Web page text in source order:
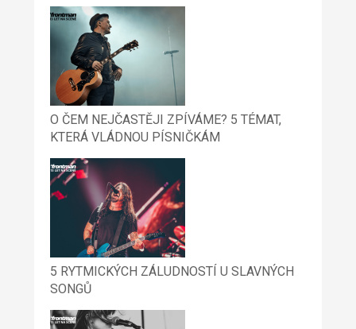
O ČEM NEJČASTĚJI ZPÍVÁME? 5 TÉMAT,
KTERÁ VLÁDNOU PÍSNIČKÁM
5 RYTMICKÝCH ZÁLUDNOSTÍ U SLAVNÝCH
SONGŮ